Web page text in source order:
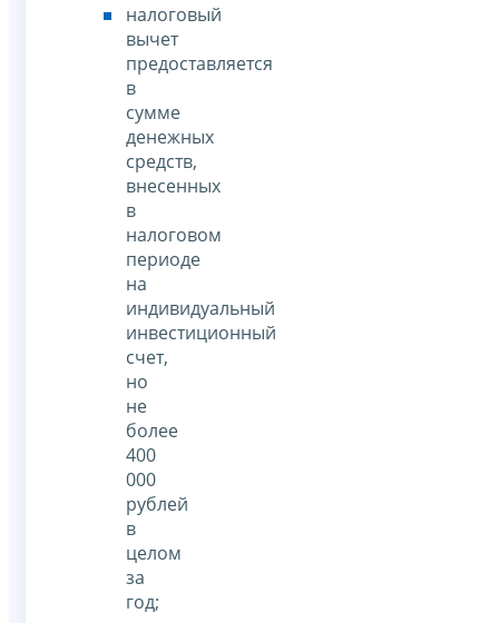
налоговый
вычет
предоставляется
в
сумме
денежных
средств,
внесенных
в
налоговом
периоде
на
индивидуальный
инвестиционный
счет,
но
не
более
400
000
рублей
в
целом
за
год;